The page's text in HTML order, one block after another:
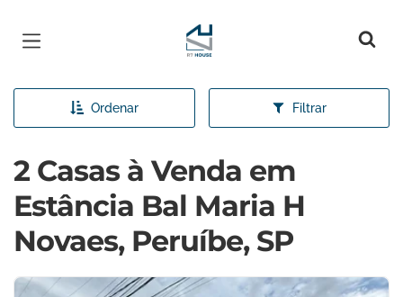
Página inicial
Ordenar Filtrar
2 Casas à Venda em
Estância Bal Maria H
Novaes, Peruíbe, SP